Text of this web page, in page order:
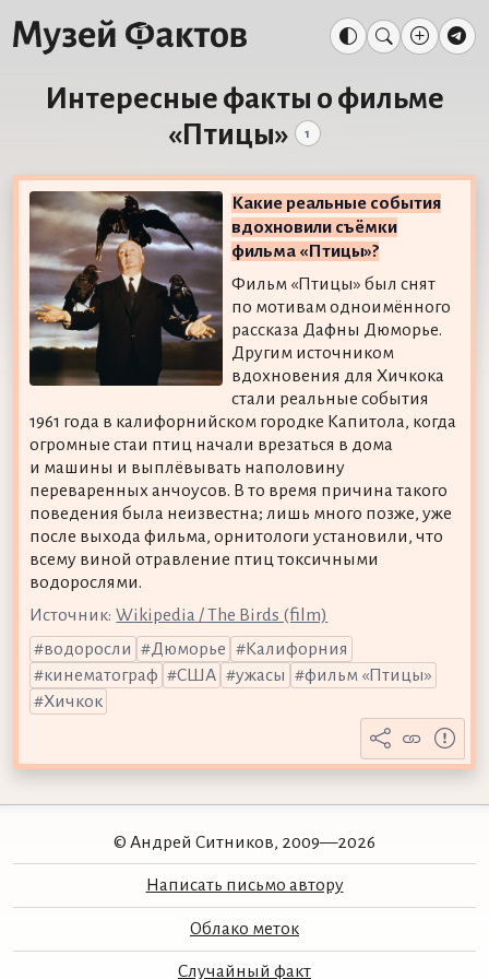
Интересные факты о фильме
«Птицы»
1
Какие реальные события
вдохновили съёмки
фильма «Птицы»?
Фильм «Птицы» был снят
по мотивам одноимённого
рассказа Дафны Дюморье.
Другим источником
вдохновения для Хичкока
стали реальные события
1961 года в калифорнийском городке Капитола, когда
огромные стаи птиц начали врезаться в дома
и машины и выплёвывать наполовину
переваренных анчоусов. В то время причина такого
поведения была неизвестна; лишь много позже, уже
после выхода фильма, орнитологи установили, что
всему виной отравление птиц токсичными
водорослями.
Источник: Wikipedia / The Birds (film)
водоросли
Дюморье
Калифорния
кинематограф
США ужасы
фильм «Птицы»
Хичкок
© Андрей Ситников, 2009—2026
Написать письмо автору
Облако меток
Случайный факт